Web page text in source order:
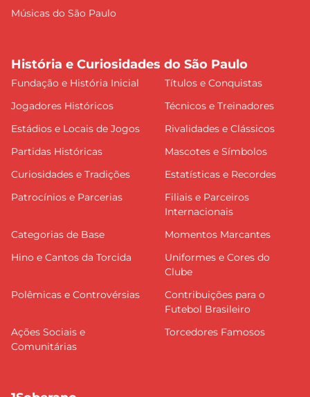
Músicas do São Paulo
História e Curiosidades do São Paulo
Fundação e História Inicial
Títulos e Conquistas
Jogadores Históricos
Técnicos e Treinadores
Estádios e Locais de Jogos
Rivalidades e Clássicos
Partidas Históricas
Mascotes e Símbolos
Curiosidades e Tradições
Estatísticas e Recordes
Patrocínios e Parcerias
Filiais e Parceiros
Internacionais
Categorias de Base
Momentos Marcantes
Hino e Cantos da Torcida
Uniformes e Cores do
Clube
Polêmicas e Controvérsias
Contribuições para o
Futebol Brasileiro
Ações Sociais e
Comunitárias
Torcedores Famosos